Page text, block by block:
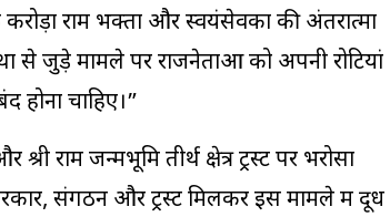
राम भक्तों और स्वयंसेवकों की अंतरात्मा
जुड़े मामले पर राजनेताओं को अपनी रोटियां
होना चाहिए।”
राम जन्मभूमि तीर्थ क्षेत्र ट्रस्ट पर भरोसा
संगठन और ट्रस्ट मिलकर इस मामले में दूध